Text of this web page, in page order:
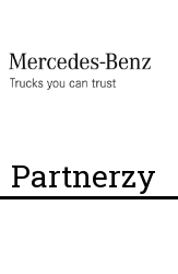
Partnerzy